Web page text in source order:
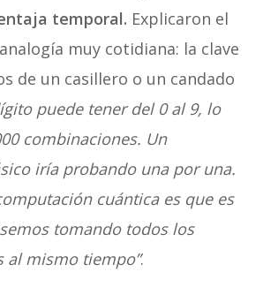
temporal. Explicaron el
muy cotidiana: la clave
de un casillero o un candado
puede tener del 0 al 9, lo
combinaciones. Un
iría probando una por una.
cuántica es que es
tomando todos los
al mismo tiempo”.